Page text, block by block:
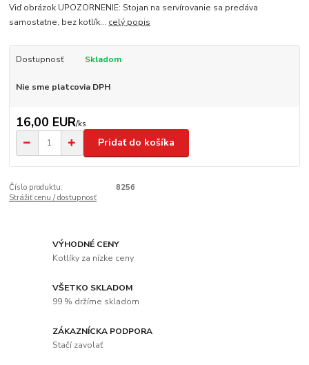
Viď obrázok UPOZORNENIE: Stojan na servírovanie sa predáva
samostatne, bez kotlík... celý popis
Dostupnosť Skladom
Nie sme platcovia DPH
16,00 EUR/ks
Pridať do košíka
Číslo produktu:
8256
Strážiť cenu / dostupnosť
VÝHODNÉ CENY
Kotlíky za nízke ceny
VŠETKO SKLADOM
99 % držíme skladom
ZÁKAZNÍCKA PODPORA
Stačí zavolať